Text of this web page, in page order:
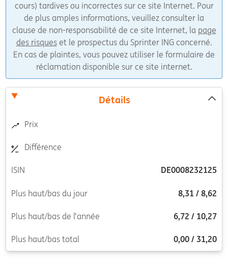
cours) tardives ou incorrectes sur ce site Internet. Pour
de plus amples informations, veuillez consulter la
clause de non-responsabilité de ce site Internet, la page
des risqueset le prospectus du Sprinter ING concerné.
En cas de plaintes, vous pouvez utiliser le formulaire de
réclamation disponible sur ce site internet.
Détails
Prix
Différence
ISIN DE0008232125
Plus haut/bas du jour 8,31 / 8,62
Plus haut/bas de l’année 6,72 / 10,27
Plus haut/bas total 0,00 / 31,20